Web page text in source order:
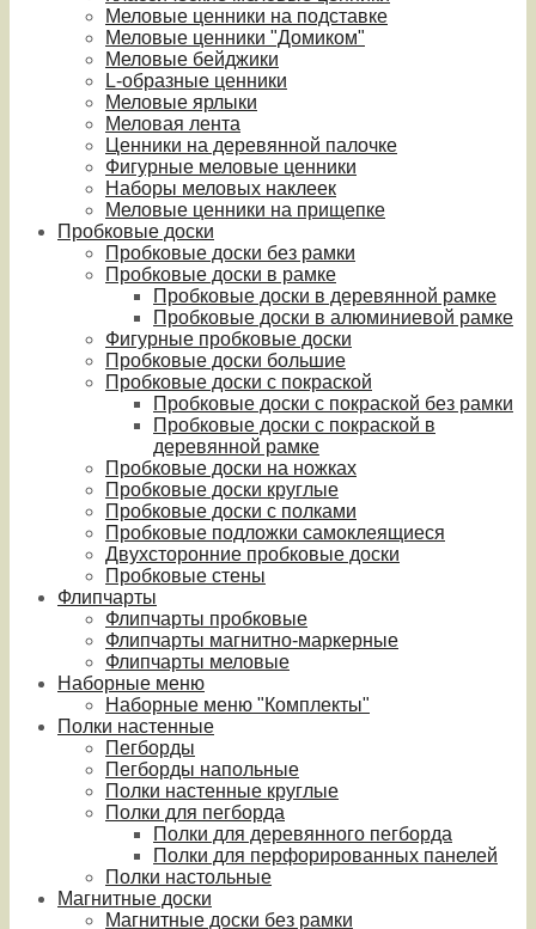
Меловые ценники на подставке
Меловые ценники "Домиком"
Меловые бейджики
L-образные ценники
Меловые ярлыки
Меловая лента
Ценники на деревянной палочке
Фигурные меловые ценники
Наборы меловых наклеек
Меловые ценники на прищепке
Пробковые доски
Пробковые доски без рамки
Пробковые доски в рамке
Пробковые доски в деревянной рамке
Пробковые доски в алюминиевой рамке
Фигурные пробковые доски
Пробковые доски большие
Пробковые доски с покраской
Пробковые доски с покраской без рамки
Пробковые доски с покраской в
деревянной рамке
Пробковые доски на ножках
Пробковые доски круглые
Пробковые доски с полками
Пробковые подложки самоклеящиеся
Двухсторонние пробковые доски
Пробковые стены
Флипчарты
Флипчарты пробковые
Флипчарты магнитно-маркерные
Флипчарты меловые
Наборные меню
Наборные меню "Комплекты"
Полки настенные
Пегборды
Пегборды напольные
Полки настенные круглые
Полки для пегборда
Полки для деревянного пегборда
Полки для перфорированных панелей
Полки настольные
Магнитные доски
Магнитные доски без рамки